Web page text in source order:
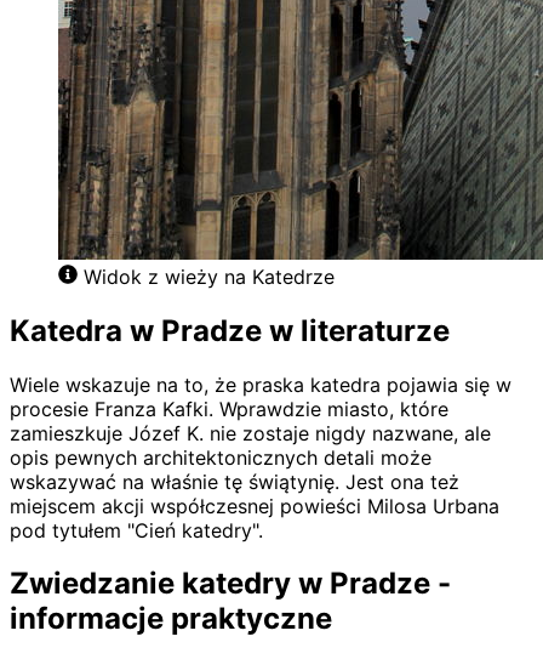
Widok z wieży na Katedrze
Katedra w Pradze w literaturze
Wiele wskazuje na to, że praska katedra pojawia się w
procesie Franza Kafki. Wprawdzie miasto, które
zamieszkuje Józef K. nie zostaje nigdy nazwane, ale
opis pewnych architektonicznych detali może
wskazywać na właśnie tę świątynię. Jest ona też
miejscem akcji współczesnej powieści Milosa Urbana
pod tytułem "Cień katedry".
Zwiedzanie katedry w Pradze -
informacje praktyczne